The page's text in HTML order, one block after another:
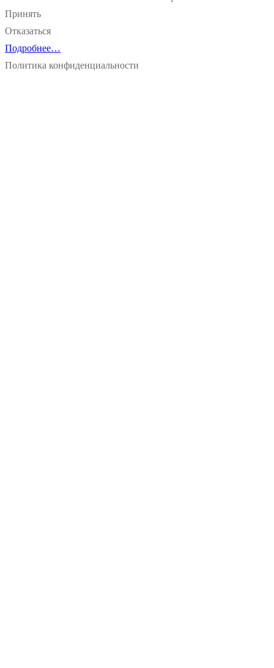
Принять
Отказаться
Подробнее…
Политика конфиденциальности